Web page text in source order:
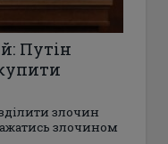
Путін
злочин
злочином